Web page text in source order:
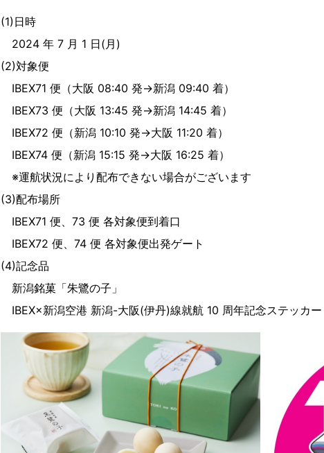
(1)日時
2024 年 7 月 1 日(月)
(2)対象便
IBEX71 便（大阪 08:40 発→新潟 09:40 着）
IBEX73 便（大阪 13:45 発→新潟 14:45 着）
IBEX72 便（新潟 10:10 発→大阪 11:20 着）
IBEX74 便（新潟 15:15 発→大阪 16:25 着）
※運航状況により配布できない場合がございます
(3)配布場所
IBEX71 便、73 便 各対象便到着口
IBEX72 便、74 便 各対象便出発ゲート
(4)記念品
新潟銘菓「朱鷺の子」
IBEX×新潟空港 新潟-大阪(伊丹)線就航 10 周年記念ステッカ